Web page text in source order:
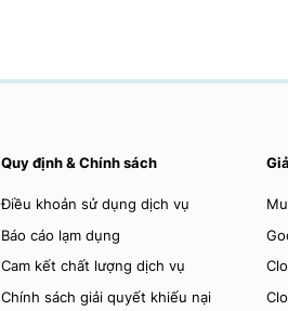
Quy định & Chính sách
Điều khoản sử dụng dịch vụ
Báo cáo lạm dụng
Cam kết chất lượng dịch vụ
Chính sách giải quyết khiếu nại